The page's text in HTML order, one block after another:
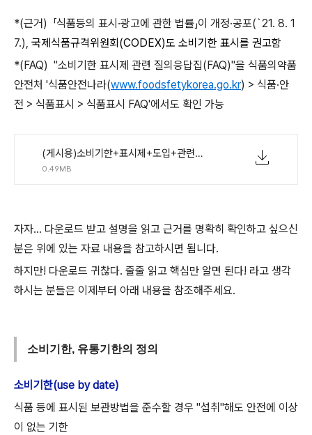
*(근거) 「식품등의 표시·광고에 관한 법률」이 개정·공포(`21. 8. 1
7.), 국제식품규격위원회(CODEX)도 소비기한 표시를 권고함
*(FAQ) "소비기한 표시제 관련 질의응답집(FAQ)"을 식품의약품
안전처 '식품안전나라(www.foodsfetykorea.go.kr) > 식품·안
전 > 식품표시 > 식품표시 FAQ'에서도 확인 가능
(게시용)소비기한+표시제+도입+관련+FAQ-Ver+1(20220209).pdf
0.49MB
자자... 다운로드 받고 설명을 읽고 근거를 명확히 확인하고 싶으신
분은 위에 있는 자료 내용을 참고하시면 됩니다.
하지만! 다운로드 귀찮다. 줄줄 읽고 핵심만 알면 된다! 라고 생각
하시는 분들은 이제부터 아래 내용을 참조해주세요.
소비기한, 유통기한의 정의
소비기한(use by date)
식품 등에 표시된 보관방법을 준수할 경우 "섭취"해도 안전에 이상
이 없는 기한